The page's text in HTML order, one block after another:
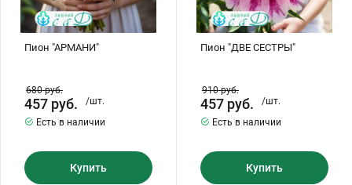
Пион "АРМАНИ"
680руб.
457 руб.
/шт.
Есть в наличии
Купить
Пион "ДВЕ СЕСТРЫ"
910руб.
457 руб.
/шт.
Есть в наличии
Купить